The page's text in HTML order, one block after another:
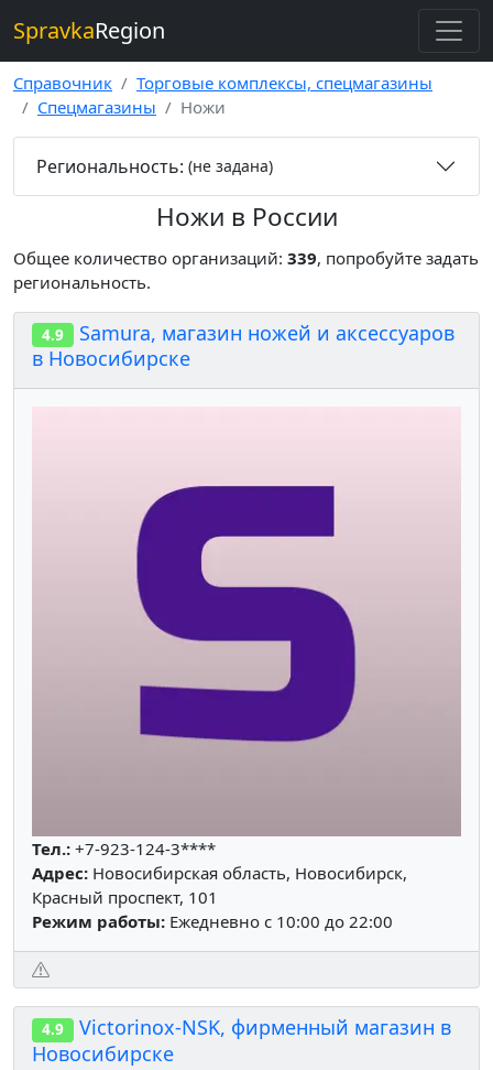
SpravkaRegion
Справочник
Торговые комплексы, спецмагазины
Спецмагазины
Ножи
Региональность: (не задана)
Ножи в России
Общее количество организаций: 339, попробуйте задать
региональность.
4.9
Samura, магазин ножей и аксессуаров
в Новосибирске
Тел.: +7-923-124-3****
Адрес: Новосибирская область, Новосибирск,
Красный проспект, 101
Режим работы: Ежедневно с 10:00 до 22:00
4.9
Victorinox-NSK, фирменный магазин в
Новосибирске